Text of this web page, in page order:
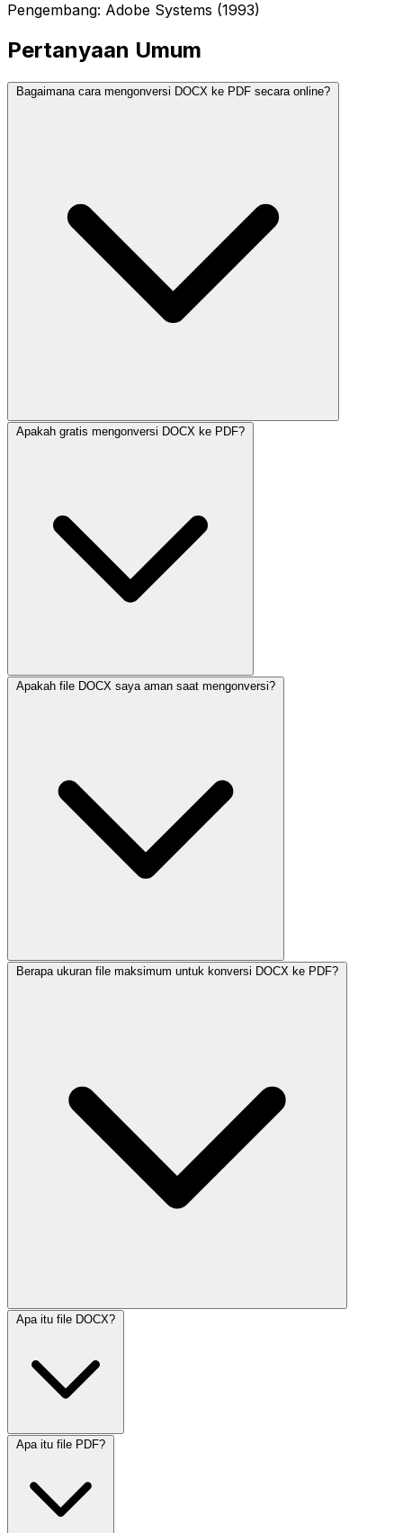
Pengembang: Adobe Systems (1993)
Pertanyaan Umum
Bagaimana cara mengonversi DOCX ke PDF secara online?
Apakah gratis mengonversi DOCX ke PDF?
Apakah file DOCX saya aman saat mengonversi?
Berapa ukuran file maksimum untuk konversi DOCX ke PDF?
Apa itu file DOCX?
Apa itu file PDF?